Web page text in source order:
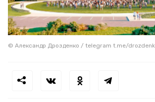
© Александр Дрозденко / telegram t.me/